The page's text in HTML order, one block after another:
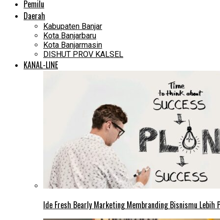
Pemilu
Daerah
Kabupaten Banjar
Kota Banjarbaru
Kota Banjarmasin
DISHUT PROV KALSEL
KANAL-LINE
Ide Fresh Bearly Marketing Membranding Bisnismu Lebih